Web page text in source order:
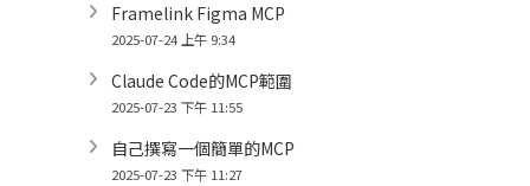
Framelink Figma MCP
2025-07-24 上午 9:34
Claude Code的MCP範圍
2025-07-23 下午 11:55
自己撰寫一個簡單的MCP
2025-07-23 下午 11:27